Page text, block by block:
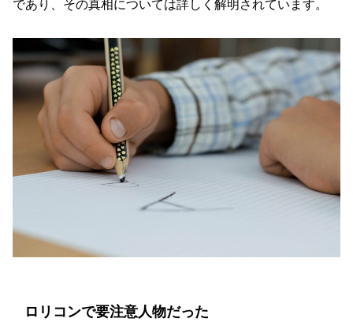
であり、その真相については詳しく解明されています。
ロリコンで要注意人物だった